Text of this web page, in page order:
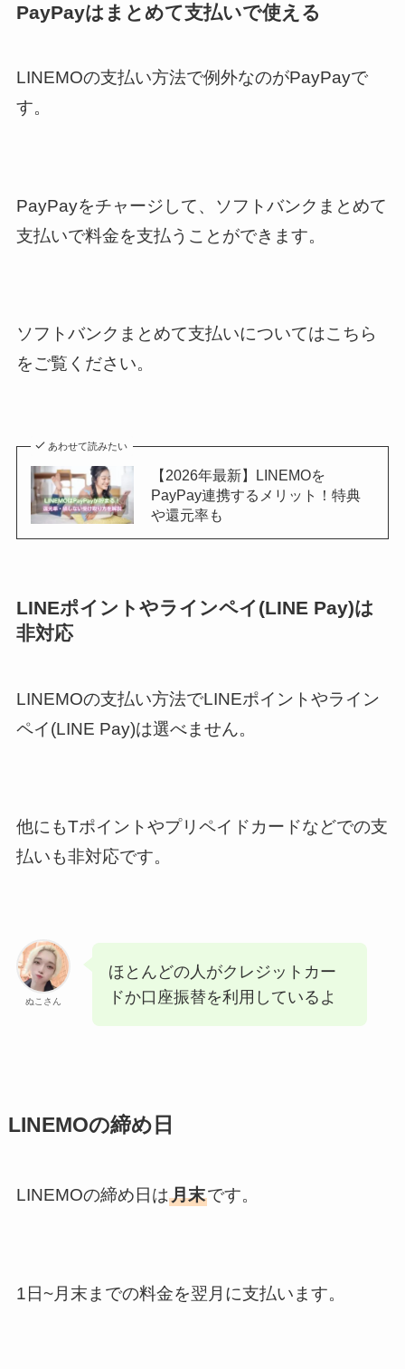
PayPayはまとめて支払いで使える
LINEMOの支払い方法で例外なのがPayPayで
す。
PayPayをチャージして、ソフトバンクまとめて
支払いで料金を支払うことができます。
ソフトバンクまとめて支払いについてはこちら
をご覧ください。
あわせて読みたい
【2026年最新】LINEMOを
PayPay連携するメリット！特典
や還元率も
LINEポイントやラインペイ(LINE Pay)は
非対応
LINEMOの支払い方法でLINEポイントやライン
ペイ(LINE Pay)は選べません。
他にもTポイントやプリペイドカードなどでの支
払いも非対応です。
ぬこさん
ほとんどの人がクレジットカー
ドか口座振替を利用しているよ
LINEMOの締め日
LINEMOの締め日は月末です。
1日~月末までの料金を翌月に支払います。